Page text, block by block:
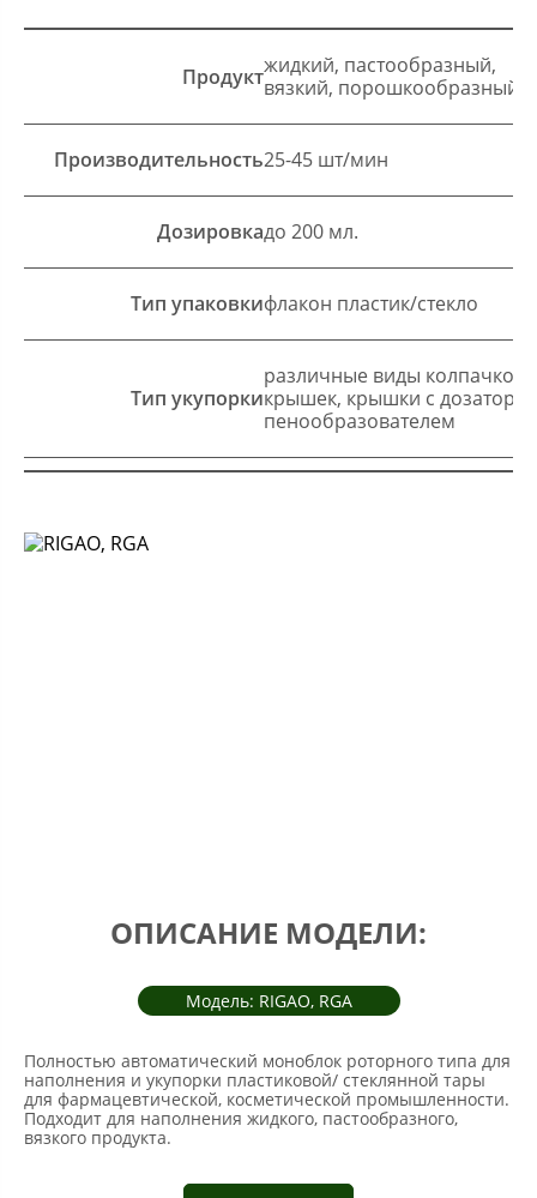
Продуктжидкий, пастообразный,
вязкий, порошкообразный
Производительность25-45 шт/мин
Дозировкадо 200 мл.
Тип упаковкифлакон пластик/стекло
Тип укупорки
различные виды колпачков/
крышек, крышки с
пенообразователем
ОПИСАНИЕ МОДЕЛИ:
Модель: RIGAO, RGA
Полностью автоматический моноблок роторного типа для
наполнения и укупорки пластиковой/ стеклянной тары
для фармацевтической, косметической промышленности.
Подходит для наполнения жидкого, пастообразного,
вязкого продукта.